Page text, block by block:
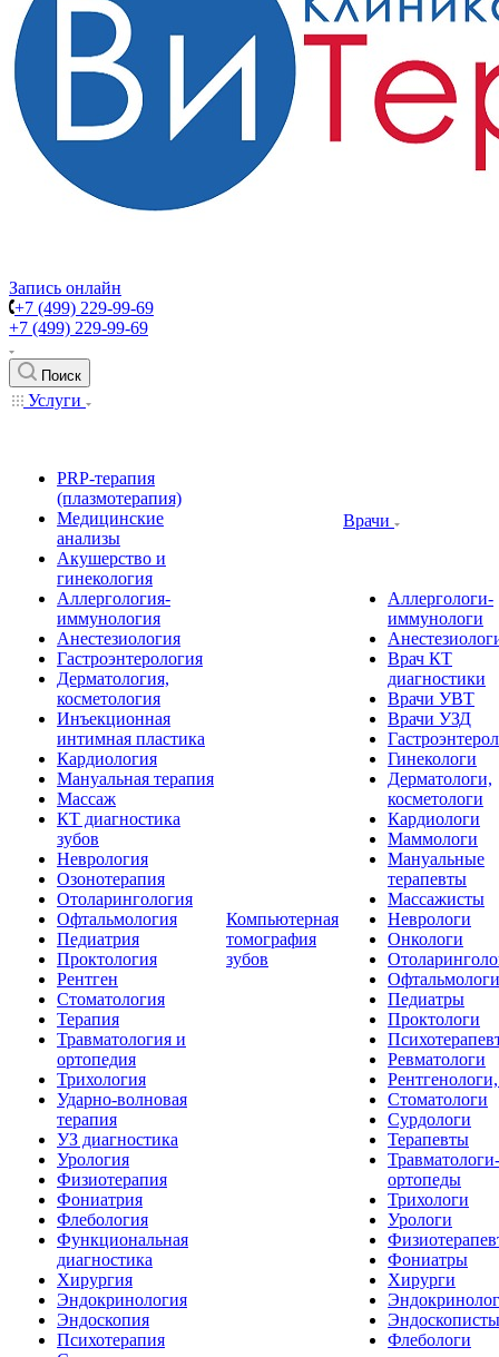
Запись онлайн
+7 (499) 229-99-69
+7 (499) 229-99-69
Поиск
Услуги
PRP-терапия
(плазмотерапия)
Медицинские
анализы
Акушерство и
гинекология
Аллергология-
иммунология
Анестезиология
Гастроэнтерология
Дерматология,
косметология
Инъекционная
интимная пластика
Кардиология
Мануальная терапия
Массаж
КТ диагностика
зубов
Неврология
Озонотерапия
Отоларингология
Офтальмология
Педиатрия
Проктология
Рентген
Стоматология
Терапия
Травматология и
ортопедия
Трихология
Ударно-волновая
терапия
УЗ диагностика
Урология
Физиотерапия
Фониатрия
Флебология
Функциональная
диагностика
Хирургия
Эндокринология
Эндоскопия
Психотерапия
Компьютерная
томография
зубов
Врачи
Аллергологи-
иммунологи
Врач КТ
диагностики
Врачи УВТ
Врачи УЗД
Гинекологи
Дерматологи,
косметологи
Кардиологи
Маммологи
Мануальные
терапевты
Массажисты
Неврологи
Онкологи
Офтальмологи
Педиатры
Проктологи
Ревматологи
Стоматологи
Сурдологи
Терапевты
Травматологи-
ортопеды
Трихологи
Урологи
Фониатры
Хирурги
Эндоскописты
Флебологи